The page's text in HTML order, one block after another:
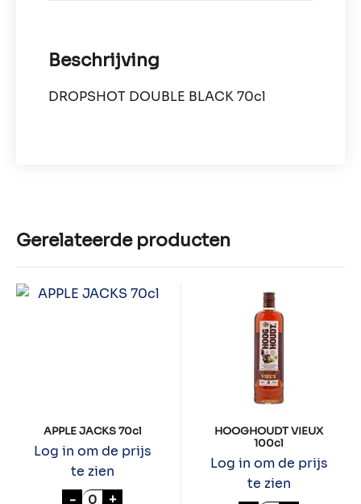
Beschrijving
DROPSHOT DOUBLE BLACK 70cl
Gerelateerde producten
APPLE JACKS 70cl
Log in om de prijs
te zien
- APPLE JACKS 70cl aantal
+
HOOGHOUDT VIEUX
100cl
Log in om de prijs
te zien